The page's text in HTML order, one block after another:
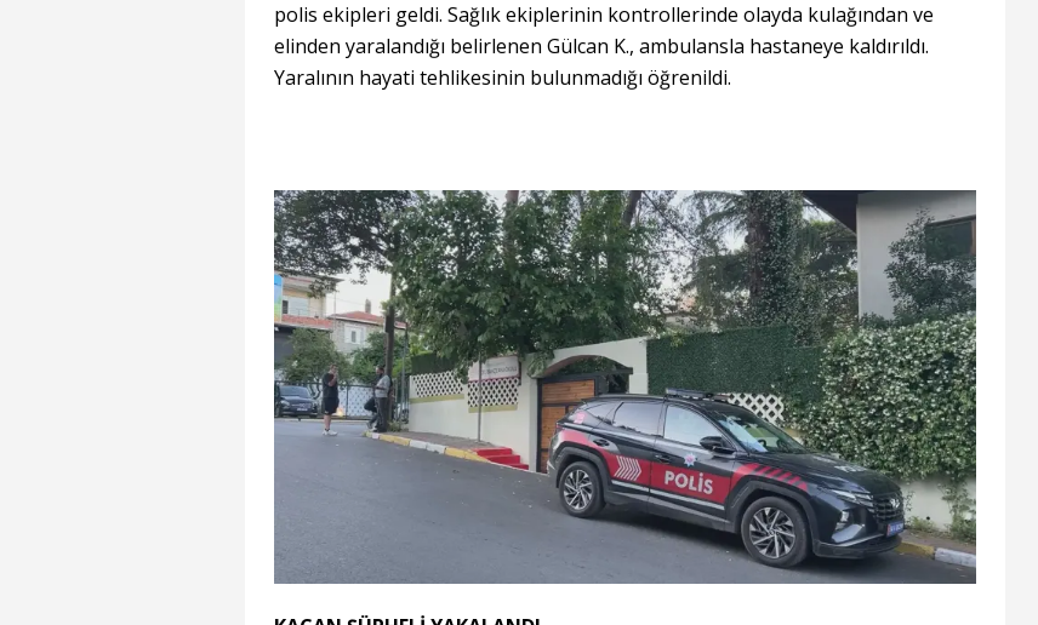
polis ekipleri geldi. Sağlık ekiplerinin kontrollerinde olayda kulağından ve
elinden yaralandığı belirlenen Gülcan K., ambulansla hastaneye kaldırıldı.
Yaralının hayati tehlikesinin bulunmadığı öğrenildi.